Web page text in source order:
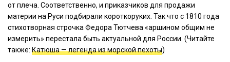
от плеча. Соответственно, и приказчиков для продажи
материи на Руси подбирали короткоруких. Так что с 1810 года
стихотворная строчка Федора Тютчева «аршином общим не
измерить» перестала быть актуальной для России. (Читайте
также: Катюша — легенда из морской пехоты)